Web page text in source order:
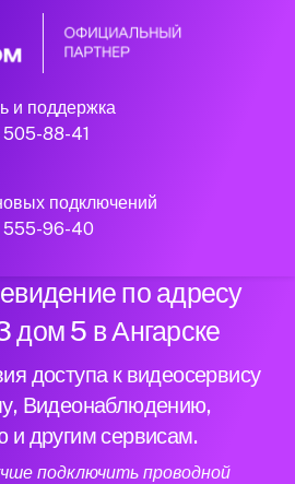
и поддержка
88-41
подключений
555-96-40
интернет и
по адресу
дом 5 в Ангарске
доступа к видеосервису
Видеонаблюдению,
и другим сервисам.
подключить проводной